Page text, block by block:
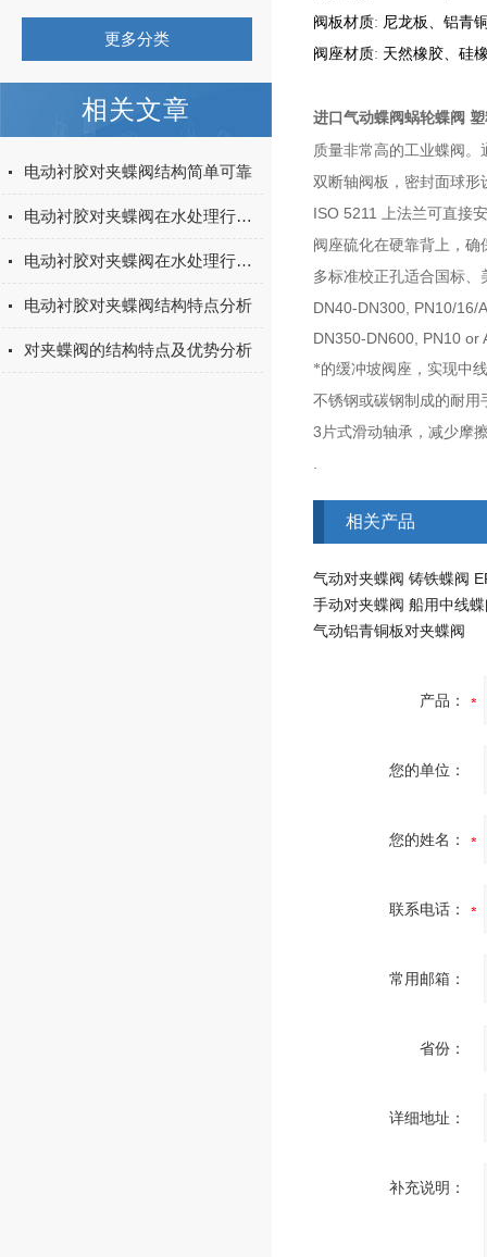
更多分类
相关文章
电动衬胶对夹蝶阀结构简单可靠
电动衬胶对夹蝶阀在水处理行业中的具体用途
电动衬胶对夹蝶阀在水处理行业的用途
电动衬胶对夹蝶阀结构特点分析
对夹蝶阀的结构特点及优势分析
阀板材质: 尼龙板、铝青
阀座材质: 天然橡胶、硅
进口气动蝶阀蜗轮蝶阀
质量非常高的工业蝶阀。
双断轴阀板，密封面球形
ISO 5211 上法兰可直接
阀座硫化在硬靠背上，确
多标准校正孔适合国标
DN40-DN300, PN10/16/
DN350-DN600, PN10 or
*的缓冲坡阀座，实现中
不锈钢或碳钢制成的耐用
3 片式滑动轴承，减少摩
相关产品
气动对夹蝶阀 铸铁蝶阀
手动对夹蝶阀 船用中线
气动铝青铜板对夹蝶阀
产品：
您的单位：
您的姓名：
联系电话：
常用邮箱：
省份：
详细地址：
补充说明：